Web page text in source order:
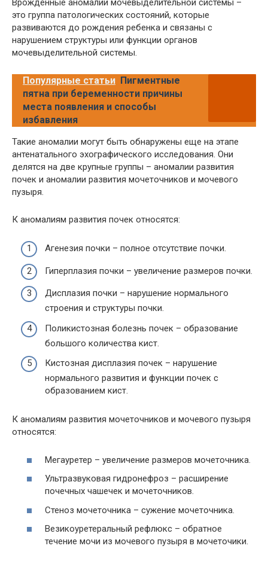
Врожденные аномалии мочевыделительной системы –
это группа патологических состояний, которые
развиваются до рождения ребенка и связаны с
нарушением структуры или функции органов
мочевыделительной системы.
Популярные статьи Пигментные
пятна при беременности причины
места появления и способы
избавления
Такие аномалии могут быть обнаружены еще на этапе
антенатального эхографического исследования. Они
делятся на две крупные группы – аномалии развития
почек и аномалии развития мочеточников и мочевого
пузыря.
К аномалиям развития почек относятся:
Агенезия почки – полное отсутствие почки.
Гиперплазия почки – увеличение размеров почки.
Дисплазия почки – нарушение нормального
строения и структуры почки.
Поликистозная болезнь почек – образование
большого количества кист.
Кистозная дисплазия почек – нарушение
нормального развития и функции почек с
образованием кист.
К аномалиям развития мочеточников и мочевого пузыря
относятся:
Мегауретер – увеличение размеров мочеточника.
Ультразвуковая гидронефроз – расширение
почечных чашечек и мочеточников.
Стеноз мочеточника – сужение мочеточника.
Везикоуретеральный рефлюкс – обратное
течение мочи из мочевого пузыря в мочеточики.